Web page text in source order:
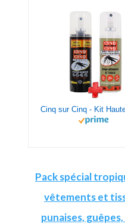
Pack spécial
vêtements et
punaises,